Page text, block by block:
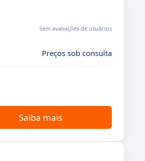
Sem avaliações de usuários
Preços sob consulta
Saiba mais